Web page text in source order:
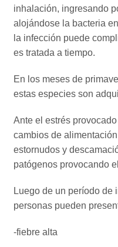
inhalación, ingresando
alojándose la bacteria
la infección puede
es tratada a tiempo.
En los meses de
estas especies son
Ante el estrés
cambios de
estornudos y
patógenos provocando
Luego de un período de
personas pueden
-fiebre alta